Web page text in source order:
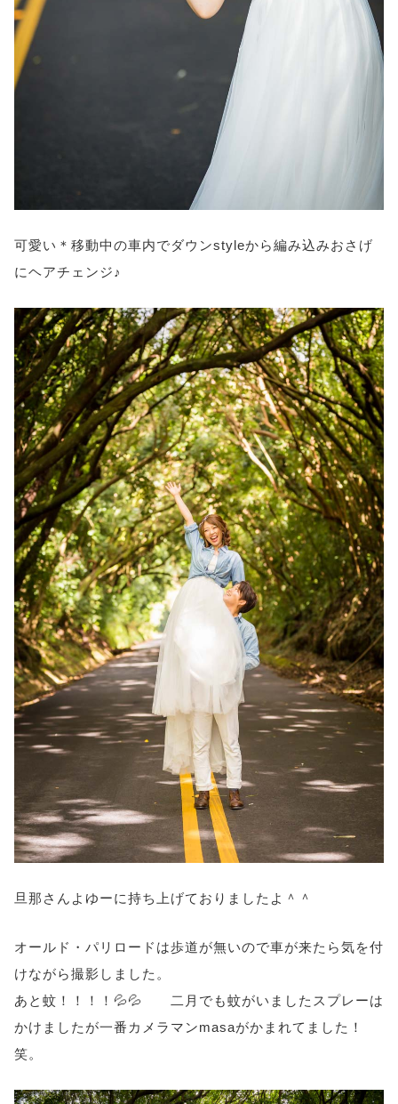
可愛い＊移動中の車内でダウンstyleから編み込みおさげ
にヘアチェンジ♪
旦那さんよゆーに持ち上げておりましたよ＾＾
オールド・パリロードは歩道が無いので車が来たら気を付
けながら撮影しました。
あと蚊！！！！💦💦 二月でも蚊がいましたスプレーは
かけましたが一番カメラマンmasaがかまれてました！
笑。